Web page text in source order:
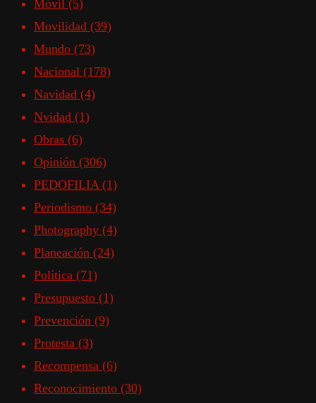
Móvil (5)
Movilidad (39)
Mundo (73)
Nacional (178)
Navidad (4)
Nvidad (1)
Obras (6)
Opinión (306)
PEDOFILIA (1)
Periodismo (34)
Photography (4)
Planeación (24)
Política (71)
Presupuesto (1)
Prevención (9)
Protesta (3)
Recompensa (6)
Reconocimiento (30)